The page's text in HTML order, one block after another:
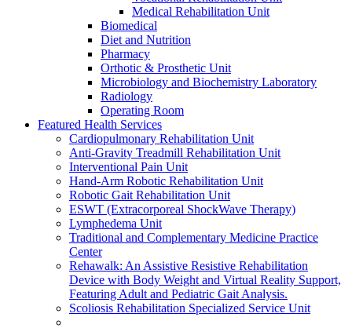
Medical Rehabilitation Unit
Biomedical
Diet and Nutrition
Pharmacy
Orthotic & Prosthetic Unit
Microbiology and Biochemistry Laboratory
Radiology
Operating Room
Featured Health Services
Cardiopulmonary Rehabilitation Unit
Anti-Gravity Treadmill Rehabilitation Unit
Interventional Pain Unit
Hand-Arm Robotic Rehabilitation Unit
Robotic Gait Rehabilitation Unit
ESWT (Extracorporeal ShockWave Therapy)
Lymphedema Unit
Traditional and Complementary Medicine Practice
Center
Rehawalk: An Assistive Resistive Rehabilitation
Device with Body Weight and Virtual Reality Support,
Featuring Adult and Pediatric Gait Analysis.
Scoliosis Rehabilitation Specialized Service Unit